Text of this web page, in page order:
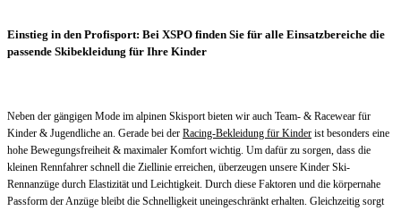
Einstieg in den Profisport: Bei XSPO finden Sie für alle Einsatzbereiche die
passende Skibekleidung für Ihre Kinder
Neben der gängigen Mode im alpinen Skisport bieten wir auch Team- & Racewear für
Kinder & Jugendliche an. Gerade bei der Racing-Bekleidung für Kinder ist besonders eine
hohe Bewegungsfreiheit & maximaler Komfort wichtig. Um dafür zu sorgen, dass die
kleinen Rennfahrer schnell die Ziellinie erreichen, überzeugen unsere Kinder Ski-
Rennanzüge durch Elastizität und Leichtigkeit. Durch diese Faktoren und die körpernahe
Passform der Anzüge bleibt die Schnelligkeit uneingeschränkt erhalten. Gleichzeitig sorgt